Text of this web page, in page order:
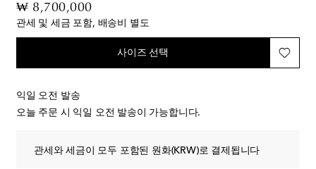
₩ 8,700,000original price
관세 및 세금 포함, 배송비 별도
사이즈 선택
익일 오전 발송
오늘 주문 시 익일 오전 발송이 가능합니다.
관세와 세금이 모두 포함된 원화(KRW)로 결제됩니다